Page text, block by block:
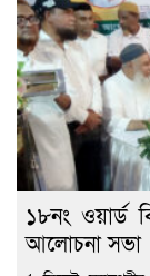
১৮নং ওয়ার্ড
আলোচনা সভা